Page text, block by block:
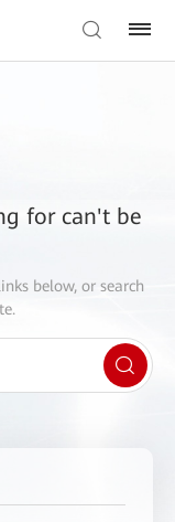
for can't be
below, or search